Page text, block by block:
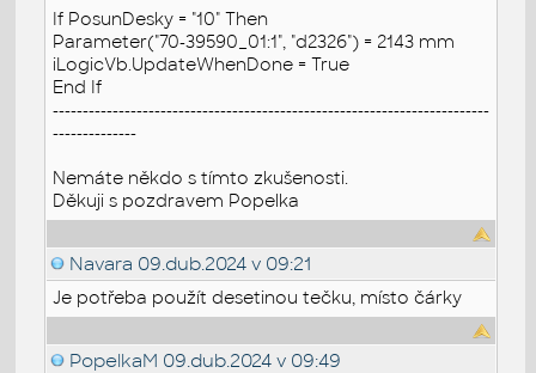
If PosunDesky = "10" Then
Parameter("70-39590_01:1", "d2326") = 2143 mm
iLogicVb.UpdateWhenDone = True
End If
-------------------------------------------------------------------------
--------------
Nemáte někdo s tímto zkušenosti.
Děkuji s pozdravem Popelka
Navara 09.dub.2024 v 09:21
Je potřeba použít desetinou tečku, místo čárky
PopelkaM 09.dub.2024 v 09:49